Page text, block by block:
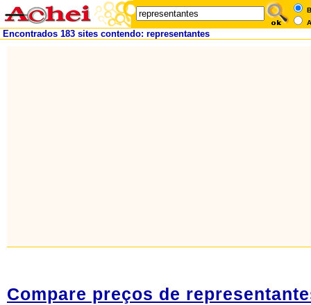
Encontrados 183 sites contendo: representantes
Compare preços de